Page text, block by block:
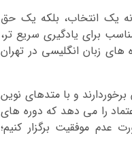
نه یک انتخاب، بلکه یک حق
برای یادگیری سریع تر،
زبان انگلیسی در تهران
و با متدهای نوین
را می دهد که دوره های
عدم موفقیت برگزار کنیم؛